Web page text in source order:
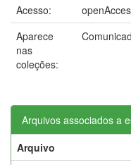
Acesso:
Aparece
nas
coleções:
Arquivos associados a
Arquivo